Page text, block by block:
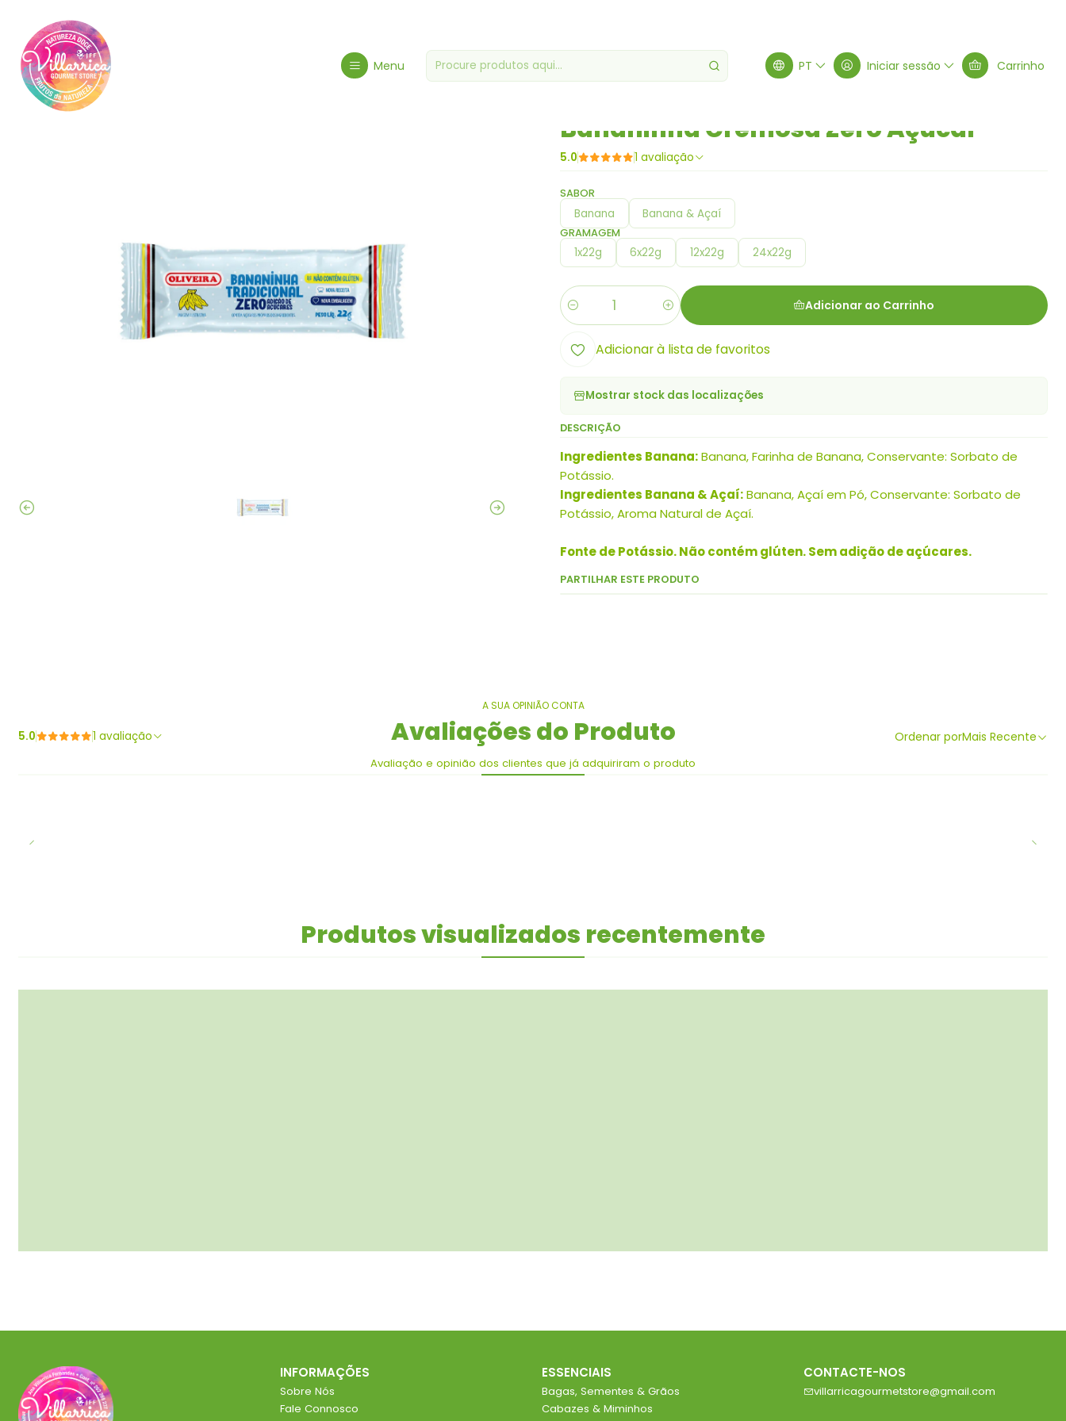
Menu PT Iniciar sessão Carrinho
Bananinha Cremosa Zero Açúcar
5.0 1 avaliação
SABOR
Banana Banana & Açaí
GRAMAGEM
1x22g 6x22g 12x22g 24x22g
Quantidade Adicionar ao Carrinho
Adicionar à lista de favoritos
Mostrar stock das localizações
DESCRIÇÃO
Ingredientes Banana:Banana, Farinha de Banana, Conservante: Sorbato de
Potássio.
Ingredientes Banana & Açaí:Banana, Açaí em Pó, Conservante: Sorbato de
Potássio, Aroma Natural de Açaí.
Fonte de Potássio. Não contém glúten. Sem adição de açúcares.
PARTILHAR ESTE PRODUTO
A SUA OPINIÃO CONTA
Avaliações do Produto
Avaliação e opinião dos clientes que já adquiriram o produto
5.0 1 avaliação Ordenar porMais Recente
Produtos visualizados recentemente
INFORMAÇÕES
Sobre Nós
Fale Connosco
ESSENCIAIS
Bagas, Sementes & Grãos
Cabazes & Miminhos
CONTACTE-NOS
villarricagourmetstore@gmail.com